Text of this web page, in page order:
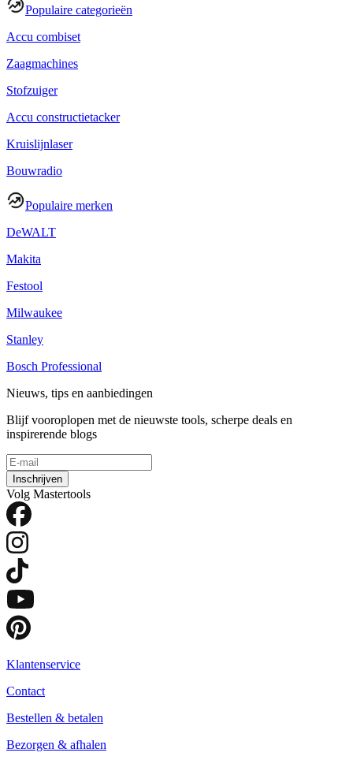
Populaire categorieën
Accu combiset
Zaagmachines
Stofzuiger
Accu constructietacker
Kruislijnlaser
Bouwradio
Populaire merken
DeWALT
Makita
Festool
Milwaukee
Stanley
Bosch Professional
Nieuws, tips en aanbiedingen
Blijf vooroplopen met de nieuwste tools, scherpe deals en
inspirerende blogs
Inschrijven
Volg Mastertools
Klantenservice
Contact
Bestellen & betalen
Bezorgen & afhalen